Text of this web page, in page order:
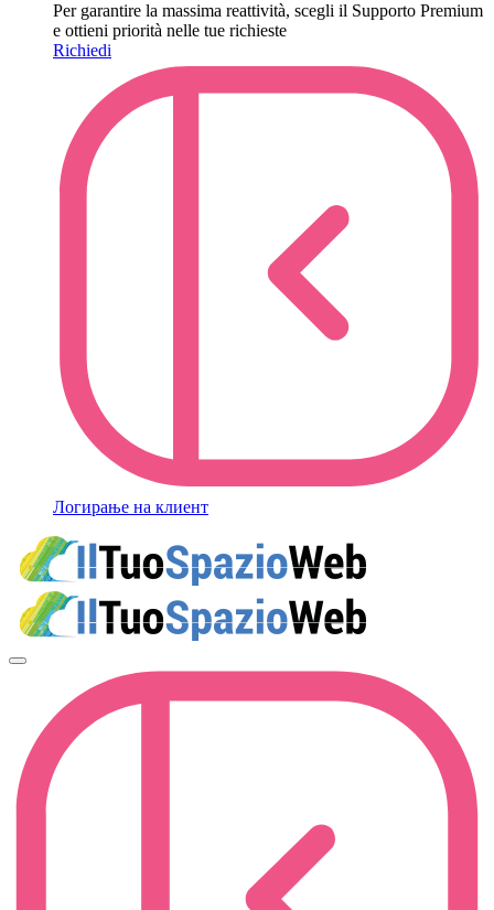
Per garantire la massima reattività, scegli il Supporto Premium
e ottieni priorità nelle tue richieste
Richiedi
Логирање на клиент